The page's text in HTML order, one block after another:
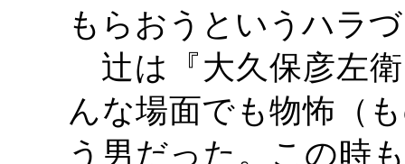
もらおうというハラ
辻は『大久保彦左
んな場面でも物怖（
う男だった。この時